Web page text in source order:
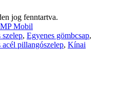
jog fenntartva.
Mobil
, Egyenes gömbcsap,
acél pillangószelep, Kínai